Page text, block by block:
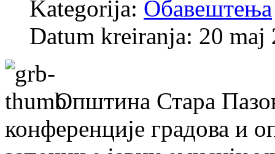
Kategorija: Обавештења
Datum kreiranja: 20 maj
Општина Стара
конференције градова и